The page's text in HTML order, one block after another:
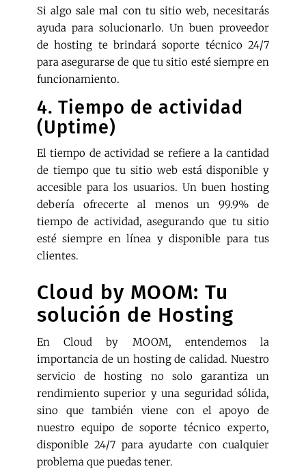
Si algo sale mal con tu sitio web, necesitarás
ayuda para solucionarlo. Un buen proveedor
de hosting te brindará soporte técnico 24/7
para asegurarse de que tu sitio esté siempre en
funcionamiento.
4. Tiempo de actividad
(Uptime)
El tiempo de actividad se refiere a la cantidad
de tiempo que tu sitio web está disponible y
accesible para los usuarios. Un buen hosting
debería ofrecerte al menos un 99.9% de
tiempo de actividad, asegurando que tu sitio
esté siempre en línea y disponible para tus
clientes.
Cloud by MOOM: Tu
solución de Hosting
En Cloud by MOOM, entendemos la
importancia de un hosting de calidad. Nuestro
servicio de hosting no solo garantiza un
rendimiento superior y una seguridad sólida,
sino que también viene con el apoyo de
nuestro equipo de soporte técnico experto,
disponible 24/7 para ayudarte con cualquier
problema que puedas tener.